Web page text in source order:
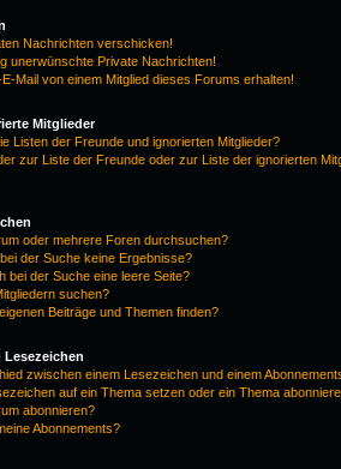
Nachrichten verschicken!
unerwünschte Private Nachrichten!
Mail von einem Mitglied dieses Forums erhalten!
Mitglieder
Listen der Freunde und ignorierten Mitglieder?
zur Liste der Freunde oder zur Liste der ignorierten
oder mehrere Foren durchsuchen?
der Suche keine Ergebnisse?
bei der Suche eine leere Seite?
suchen?
Beiträge und Themen finden?
zwischen einem Lesezeichen und einem
auf ein Thema setzen oder ein Thema
abonnieren?
Abonnements?